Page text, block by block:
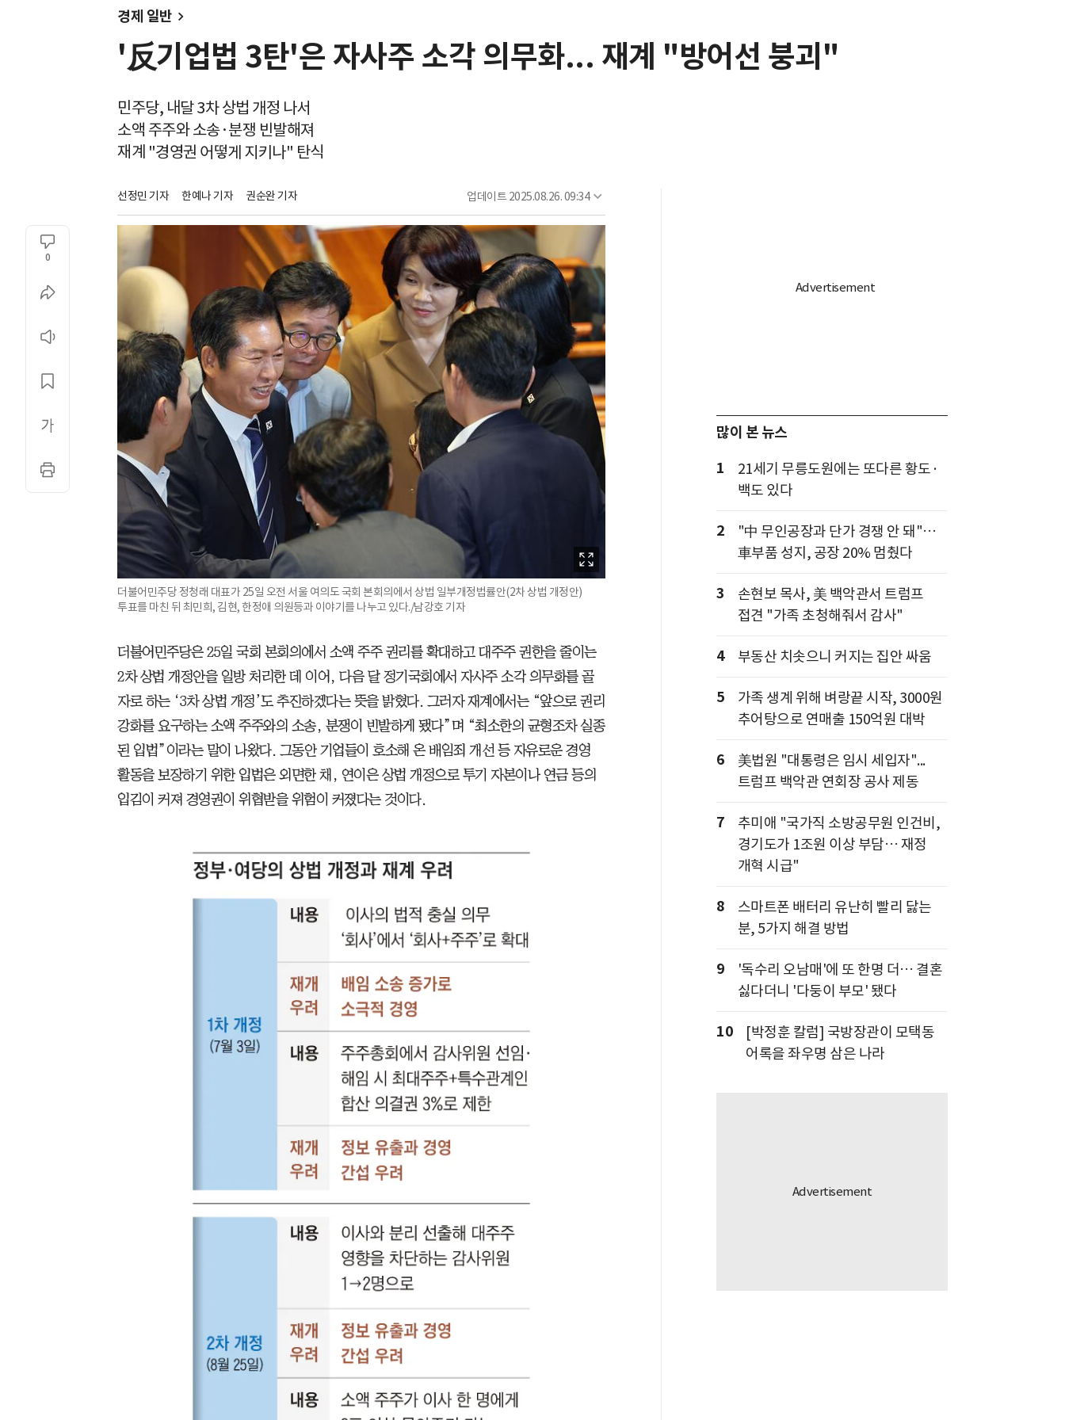
경제 일반
'反기업법 3탄'은 자사주 소각 의무화... 재계 "방어선 붕괴"
민주당, 내달 3차 상법 개정 나서
소액 주주와 소송·분쟁 빈발해져
재계 "경영권 어떻게 지키나" 탄식
선정민 기자 한예나 기자 권순완 기자 업데이트 2025.08.26. 09:34
0
더불어민주당 정청래 대표가 25일 오전 서울 여의도 국회 본회의에서 상법 일부개정법률안(2차 상법 개정안)
투표를 마친 뒤 최민희, 김현, 한정애 의원등과 이야기를 나누고 있다./남강호 기자
더불어민주당은 25일 국회 본회의에서 소액 주주 권리를 확대하고 대주주 권한을 줄이는
2차 상법 개정안을 일방 처리한 데 이어, 다음 달 정기국회에서 자사주 소각 의무화를 골
자로 하는 ‘3차 상법 개정’도 추진하겠다는 뜻을 밝혔다. 그러자 재계에서는 “앞으로 권리
강화를 요구하는 소액 주주와의 소송, 분쟁이 빈발하게 됐다”며 “최소한의 균형조차 실종
된 입법”이라는 말이 나왔다. 그동안 기업들이 호소해 온 배임죄 개선 등 자유로운 경영
활동을 보장하기 위한 입법은 외면한 채, 연이은 상법 개정으로 투기 자본이나 연금 등의
입김이 커져 경영권이 위협받을 위험이 커졌다는 것이다.
많이 본 뉴스
1
21세기 무릉도원에는 또다른 황도·
백도 있다
2
"中 무인공장과 단가 경쟁 안 돼"…
車부품 성지, 공장 20% 멈췄다
3
손현보 목사, 美 백악관서 트럼프
접견 "가족 초청해줘서 감사"
4 부동산 치솟으니 커지는 집안 싸움
5
가족 생계 위해 벼랑끝 시작, 3000원
추어탕으로 연매출 150억원 대박
6
美법원 "대통령은 임시 세입자"...
트럼프 백악관 연회장 공사 제동
7
추미애 "국가직 소방공무원 인건비,
경기도가 1조원 이상 부담… 재정
개혁 시급"
8
스마트폰 배터리 유난히 빨리 닳는
분, 5가지 해결 방법
9
'독수리 오남매'에 또 한명 더… 결혼
싫다더니 '다둥이 부모' 됐다
10
[박정훈 칼럼] 국방장관이 모택동
어록을 좌우명 삼은 나라